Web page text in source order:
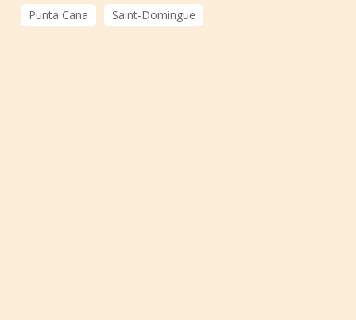
Punta Cana Saint-Domingue